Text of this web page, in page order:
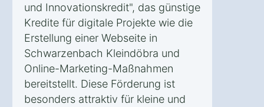
und Innovationskredit", das günstige
Kredite für digitale Projekte wie die
Erstellung einer Webseite in
Schwarzenbach Kleindöbra und
Online-Marketing-Maßnahmen
bereitstellt. Diese Förderung ist
besonders attraktiv für kleine und